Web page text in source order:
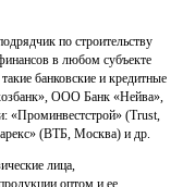
по строительству
в любом субъекте
банковские и кредитные
ООО Банк «Нейва»,
«Проминвестстрой» (Trust,
(ВТБ, Москва) и др.
лица,